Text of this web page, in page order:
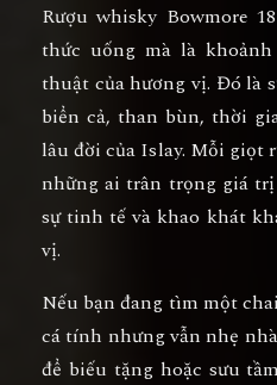
Rượu whisky Bowmore
thức uống mà là
thuật của hương vị. Đó là
biển cả, than bùn, thời
lâu đời của Islay. Mỗi giọt
những ai trân trọng giá
sự tinh tế và khao khát
vị.
Nếu bạn đang tìm một
cá tính nhưng vẫn nhẹ
để biếu tặng hoặc sưu